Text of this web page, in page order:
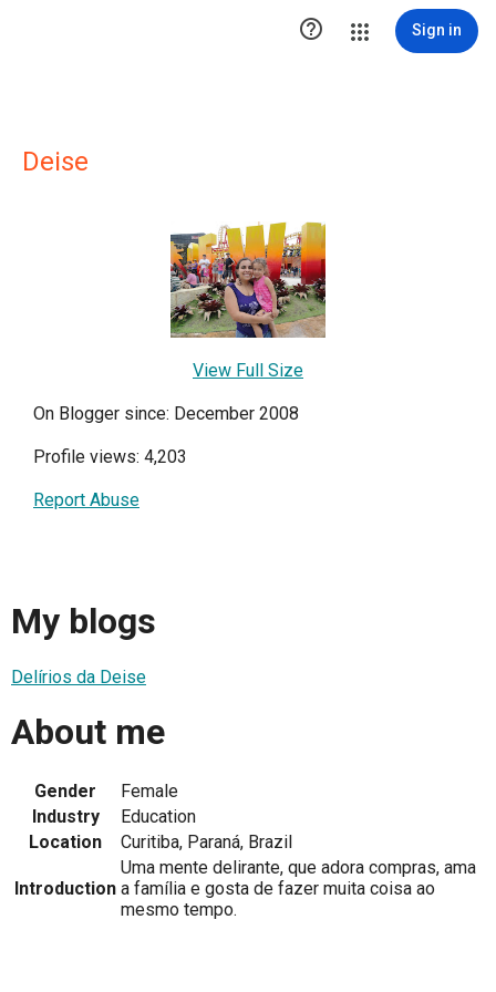
 Sign in
Deise
View Full Size
On Blogger since: December 2008
Profile views: 4,203
Report Abuse
My blogs
Delírios da Deise
About me
Gender
Female
Industry
Education
Location
Curitiba, Paraná, Brazil
Introduction
Uma mente delirante, que adora compras, ama
a família e gosta de fazer muita coisa ao
mesmo tempo.